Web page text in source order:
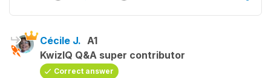
Cécile J. A1
KwizIQ Q&A super contributor
Correct answer